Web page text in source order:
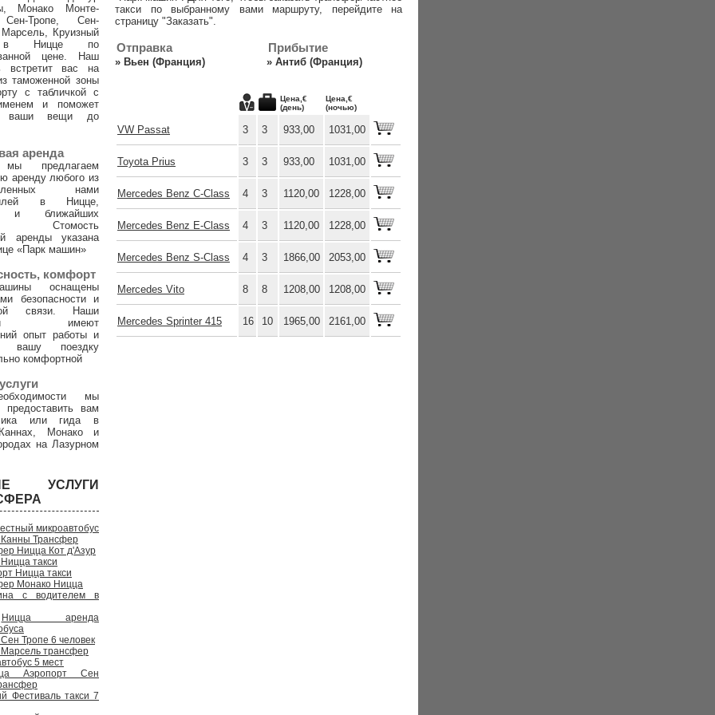
такси по выбранному вами маршруту, перейдите на
страницу "Заказать".
Отправка
» Вьен (Франция)
Прибытие
» Антиб (Франция)
Цена,€
(день)
Цена,€
(ночью)
VW Passat 3 3 933,00 1031,00
Toyota Prius 3 3 933,00 1031,00
Mercedes Benz C-Class 4 3 1120,00 1228,00
Mercedes Benz E-Class 4 3 1120,00 1228,00
Mercedes Benz S-Class 4 3 1866,00 2053,00
Mercedes Vito 8 8 1208,00 1208,00
Mercedes Sprinter 415 16 10 1965,00 2161,00
Монако Монте-
Тропе, Сен-
Круизный
в Ницце по
цене. Наш
встретит вас на
таможенной зоны
с табличкой с
и поможет
ваши вещи до
аренда
предлагаем
аренду любого из
нами
в Ницце,
и ближайших
Стомость
аренды указана
«Парк машин»
комфорт
оснащены
безопасности и
связи. Наши
имеют
опыт работы и
вашу поездку
комфортной
мы
вам
или гида в
Монако и
на Лазурном
УСЛУГИ
микроавтобус
Трансфер
Ницца Кот д'Азур
такси
Ницца такси
Монако Ницца
с водителем в
Ницца аренда
Тропе 6 человек
трансфер
5 мест
Аэропорт Сен
Фестиваль такси 7